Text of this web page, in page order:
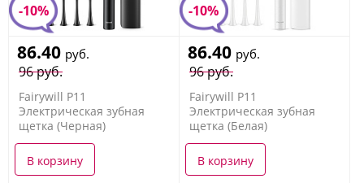
-10%
96 руб.
86.40 руб.
Fairywill P11
Электрическая зубная
щетка (Черная)
В корзину
-10%
96 руб.
86.40 руб.
Fairywill P11
Электрическая зубная
щетка (Белая)
В корзину